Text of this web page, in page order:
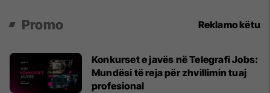
Promo Reklamo këtu
Konkurset e javës në Telegrafi Jobs:
Mundësi të reja për zhvillimin tuaj
profesional